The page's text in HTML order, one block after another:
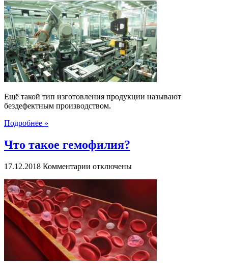
Особенности
производства
с
нулевыми
дефектами
Ещё такой тип изготовления продукции называют
бездефектным производством.
Подробнее »
Что такое гемофилия?
17.12.2018 Комментарии к
гемофилия?
отключены